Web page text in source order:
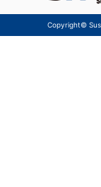
Copyright©